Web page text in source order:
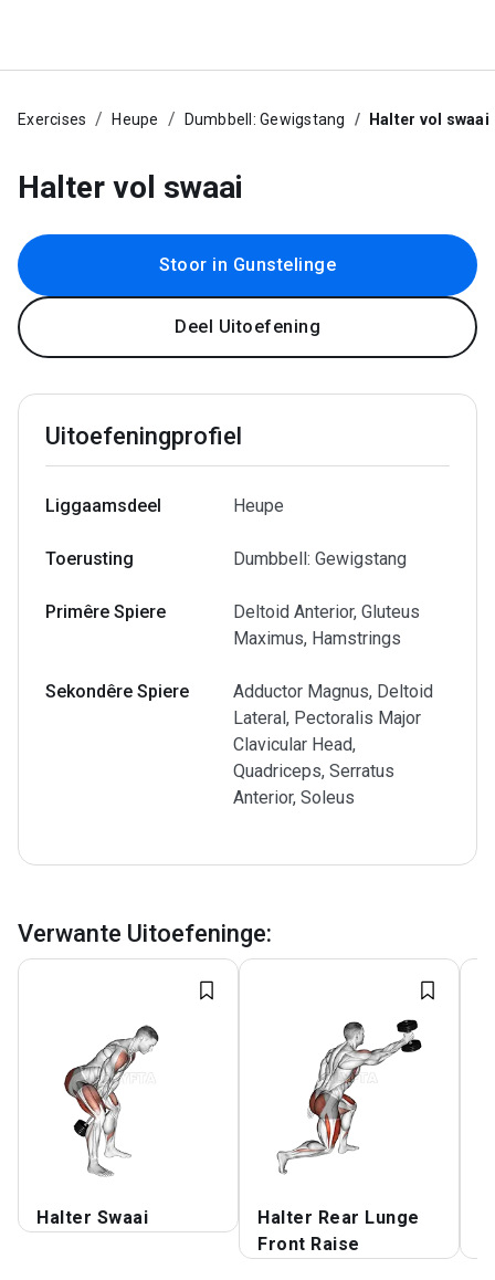
Exercises Heupe Dumbbell: Gewigstang Halter vol swaai
Halter vol swaai
Stoor in Gunstelinge
Deel Uitoefening
Uitoefeningprofiel
Liggaamsdeel Heupe
Toerusting Dumbbell: Gewigstang
Primêre Spiere
Deltoid Anterior, Gluteus
Maximus, Hamstrings
Sekondêre Spiere
Adductor Magnus, Deltoid
Lateral, Pectoralis Major
Clavicular Head,
Quadriceps, Serratus
Anterior, Soleus
Verwante Uitoefeninge:
Halter Swaai
Halter Rear Lunge
Front Raise